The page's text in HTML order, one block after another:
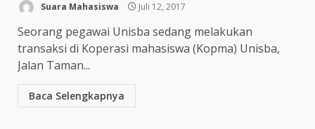
Suara Mahasiswa Juli 12, 2017
Seorang pegawai Unisba sedang melakukan
transaksi di Koperasi mahasiswa (Kopma) Unisba,
Jalan Taman...
Baca Selengkapnya